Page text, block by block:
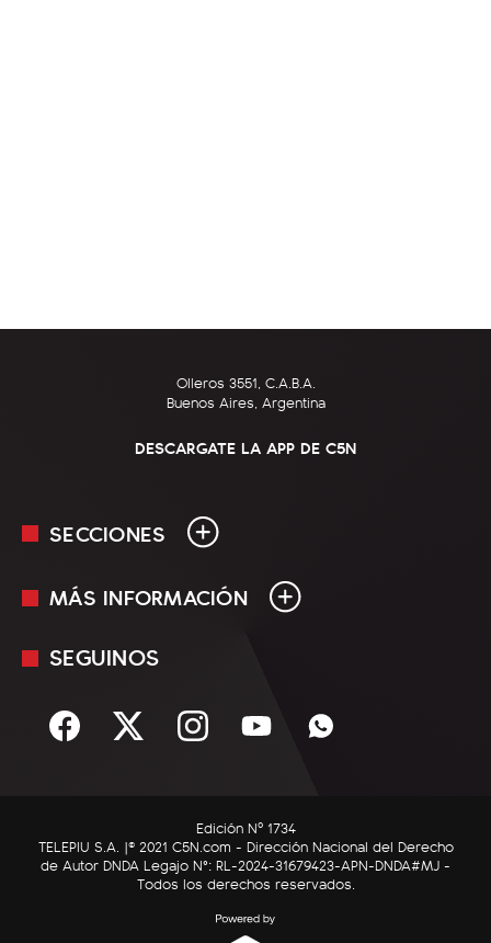
Olleros 3551, C.A.B.A.
Buenos Aires, Argentina
DESCARGATE LA APP DE C5N
SECCIONES
En Vivo
Sociedad
C5N Autos
RatingCero
MÁS INFORMACIÓN
Mediakit
Términos y condiciones
SEGUINOS
Edición Nº 1734
TELEPIU S.A. |© 2021 C5N.com - Dirección Nacional del Derecho
de Autor DNDA Legajo N°: RL-2024-31679423-APN-DNDA#MJ -
Todos los derechos reservados.